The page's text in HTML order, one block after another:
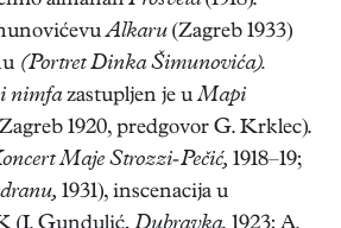
Alkaru (Zagreb 1933)
(Portret Dinka Šimunovića).
nimfazastupljen je uMapi
1920, predgovor G. Krklec).
Maje Strozzi-Pečić, 1918–19;
1931), inscenacija u